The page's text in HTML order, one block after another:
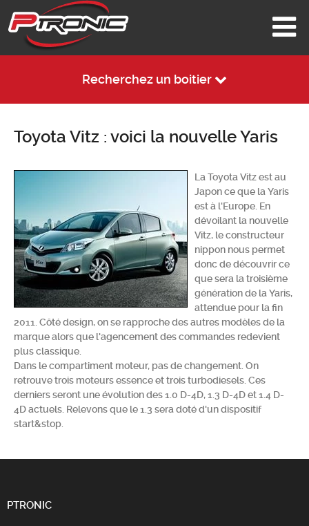
Recherchez un boitier
Chercher
Toyota Vitz : voici la nouvelle Yaris
La Toyota Vitz est au
Japon ce que la Yaris
est à l'Europe. En
dévoilant la nouvelle
Vitz, le constructeur
nippon nous permet
donc de découvrir ce
que sera la troisième
génération de la Yaris,
attendue pour la fin
2011. Côté design, on se rapproche des autres modèles de la
marque alors que l'agencement des commandes redevient
plus classique.
Dans le compartiment moteur, pas de changement. On
retrouve trois moteurs essence et trois turbodiesels. Ces
derniers seront une évolution des 1.0 D-4D, 1.3 D-4D et 1.4 D-
4D actuels. Relevons que le 1.3 sera doté d'un dispositif
start&stop.
PTRONIC